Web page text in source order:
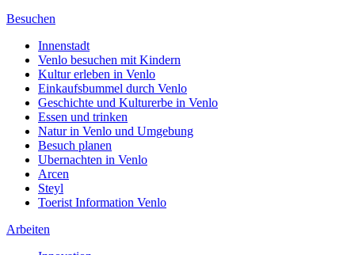
Besuchen
Innenstadt
Venlo besuchen mit Kindern
Kultur erleben in Venlo
Einkaufsbummel durch Venlo
Geschichte und Kulturerbe in Venlo
Essen und trinken
Natur in Venlo und Umgebung
Besuch planen
Ubernachten in Venlo
Arcen
Steyl
Toerist Information Venlo
Arbeiten